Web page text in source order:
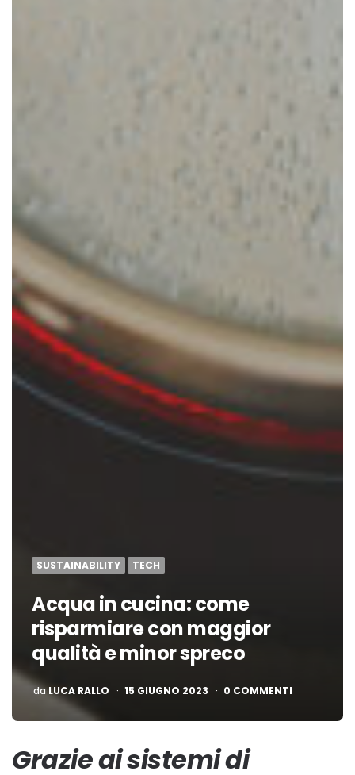
SUSTAINABILITY TECH
Acqua in cucina: come
risparmiare con maggior
qualità e minor spreco
PUBBLICATO
daLUCA RALLO 15 GIUGNO 2023 0 COMMENTI
Grazie ai sistemi di